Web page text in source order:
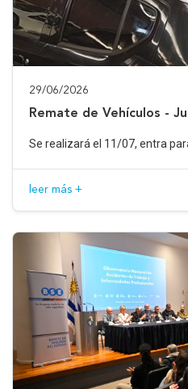
29/06/2026
Remate de Vehículos -
Se realizará el 11/07, entra
leer más +